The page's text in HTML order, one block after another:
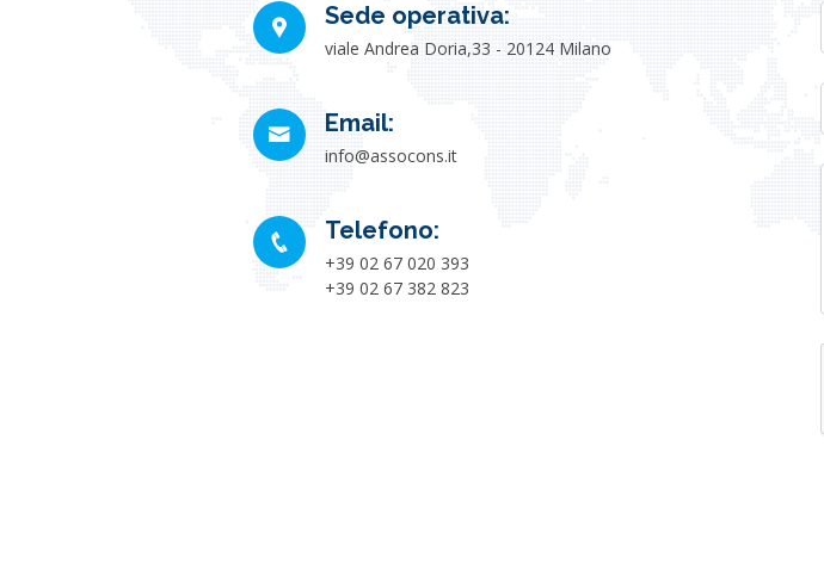
Sede operativa:
viale Andrea Doria,33 - 20124 Milano
Email:
info@assocons.it
Telefono:
+39 02 67 020 393
+39 02 67 382 823